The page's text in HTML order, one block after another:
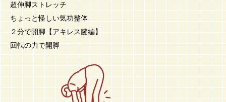
超伸脚ストレッチ
ちょっと怪しい気功整体
２分で開脚【アキレス腱編】
回転の力で開脚